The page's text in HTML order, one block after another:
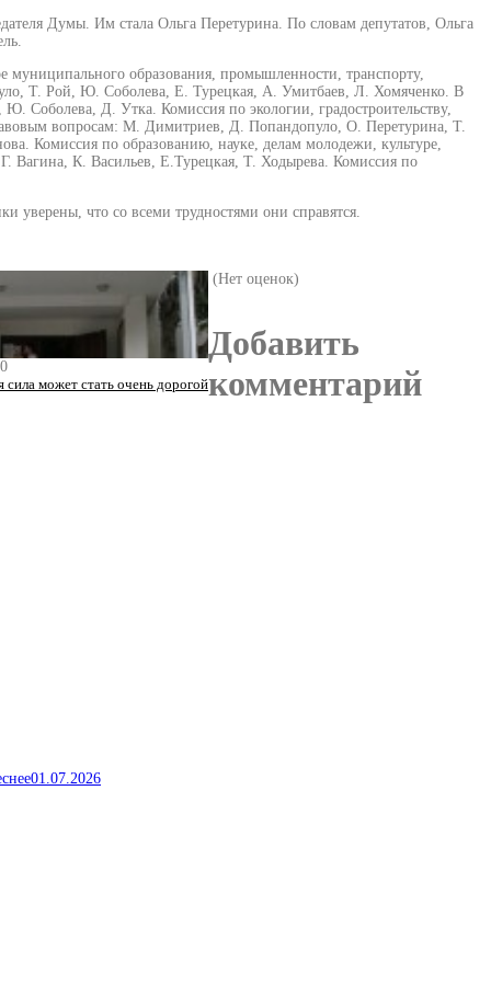
Думы. Им стала Ольга Перетурина. По словам депутатов, Ольга
образования, промышленности, транспорту,
Т. Рой, Ю. Соболева, Е. Турецкая, А. Умитбаев, Л. Хомяченко. В
Д. Утка. Комиссия по экологии, градостроительству,
вопросам: М. Димитриев, Д. Попандопуло, О. Перетурина, Т.
Комиссия по образованию, науке, делам молодежи, культуре,
Вагина, К. Васильев, Е.Турецкая, Т. Ходырева. Комиссия по
уверены, что со всеми трудностями они справятся.
сила может стать очень дорогой
(Нет оценок)
Добавить
комментарий
01.07.2026